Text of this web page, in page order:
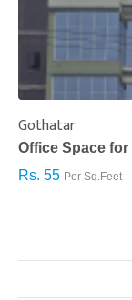
Gothatar
Office Space
Rs. 55 Per Sq.Feet